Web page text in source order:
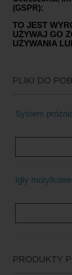
(GSPR):
TO JEST
UŻYWAJ GO
UŻYWANIA
PLIKI DO
System
Igły
PRODUKTY